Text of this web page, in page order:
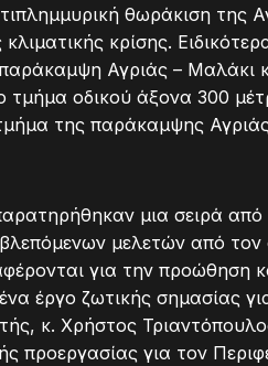
θωράκιση της
κρίσης.
Αγριάς – Μαλάκι
τμήμα οδικού άξονα 300
της παράκαμψης
μια σειρά από
μελετών από
για την προώθηση
έργο ζωτικής σημασίας
κ. Χρήστος
προεργασίας για τον